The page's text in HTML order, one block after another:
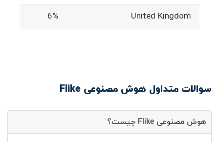
United Kingdom
6%
سوالات متداول هوش مصنوعی Flike
هوش مصنوعی Flike چیست؟